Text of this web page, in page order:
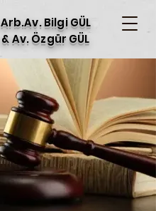
Arb.Av. Bilgi GÜL
& Av. Özgür GÜL